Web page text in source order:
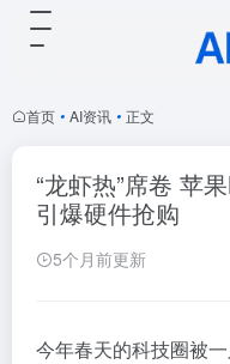
首页 • AI资讯 • 正文
“龙虾热”席卷 苹
引爆硬件抢购
5个月前更新
今年春天的科技圈被